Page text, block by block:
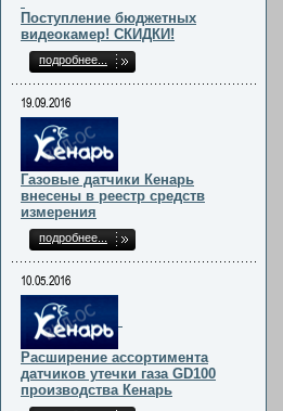
Поступление бюджетных
видеокамер! СКИДКИ!
подробнее...
19.09.2016
Газовые датчики Кенарь
внесены в реестр средств
измерения
подробнее...
10.05.2016
Расширение ассортимента
датчиков утечки газа GD100
производства Кенарь